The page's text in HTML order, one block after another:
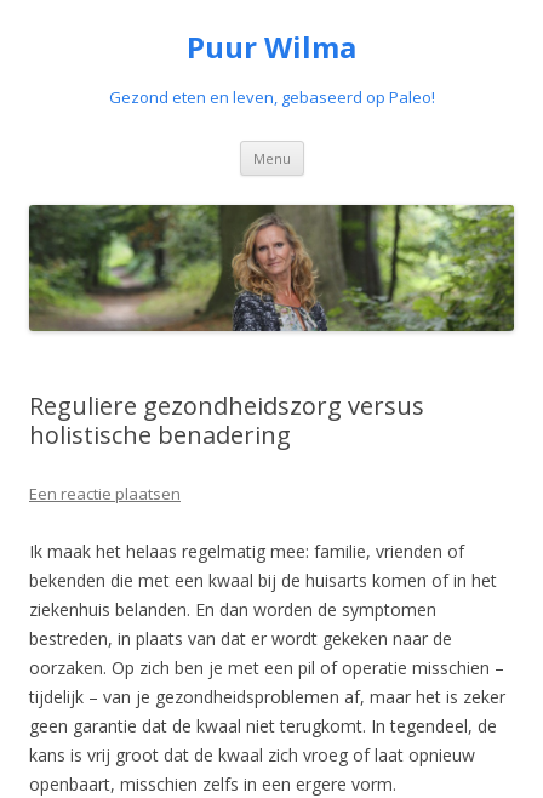
Puur Wilma
Gezond eten en leven, gebaseerd op Paleo!
Menu Spring
de
inhoud
Reguliere gezondheidszorg versus
holistische benadering
Een reactie plaatsen
Ik maak het helaas regelmatig mee: familie, vrienden of
bekenden die met een kwaal bij de huisarts komen of in het
ziekenhuis belanden. En dan worden de symptomen
bestreden, in plaats van dat er wordt gekeken naar de
oorzaken. Op zich ben je met een pil of operatie misschien –
tijdelijk – van je gezondheidsproblemen af, maar het is zeker
geen garantie dat de kwaal niet terugkomt. In tegendeel, de
kans is vrij groot dat de kwaal zich vroeg of laat opnieuw
openbaart, misschien zelfs in een ergere vorm.